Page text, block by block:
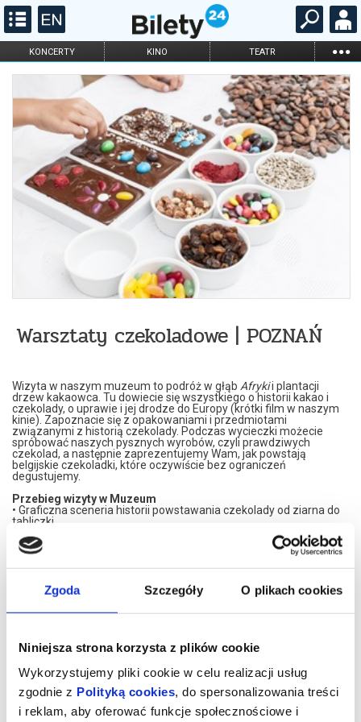
Zgoda Szczegóły O plikach cookies
Niniejsza strona korzysta z plików cookie
Wykorzystujemy pliki cookie w celu realizacji usług
zgodnie z Polityką cookies, do spersonalizowania treści
i reklam, aby oferować funkcje społecznościowe i
KONCERTY KINO TEATR ...
FILHARMONIA OPERA I BALET
STAND-UP
DLA DZIECI
KARNETY
Warsztaty czekoladowe | POZNAŃ
Wizyta w naszym muzeum to podróż w głąb Afrykii plantacji
drzew kakaowca. Tu dowiecie się wszystkiego o historii kakao i
czekolady, o uprawie i jej drodze do Europy (krótki film w naszym
kinie). Zapoznacie się z opakowaniami i przedmiotami
związanymi z historią czekolady. Podczas wycieczki możecie
spróbować naszych pysznych wyrobów, czyli prawdziwych
czekolad, a następnie zaprezentujemy Wam, jak powstają
belgijskie czekoladki, które oczywiście bez ograniczeń
degustujemy.
Przebieg wizyty w Muzeum
• Graficzna sceneria historii powstawania czekolady od ziarna do
tabliczki.
• Prezentacja wyrobu pralin wraz z nieograniczoną degustacją.
• Prezentacja na ekranie całego procesu powstawania czekolady
– od plantacji do tabliczki.
• Degustacja ziarna kakao.
WARSZTATY
• Każdy uczestnik otrzymuje strój deseranta.
• Każdy uczestnik tworzy własną tabliczkę czekolady lub
do domu.
WARSZTATY TABLICZKA CZEKOLADY:
Przygotowanie własnej tabliczki czekolady z postacią kozłów
poznańskich, dwuetapowo, najpierw jednym rodzajem czekolady
utrwalenie w formie kozłów, a następnie całej tabliczki czekolady,
zdobionej ulubionymi dodatkami. Zapakowanie do domu.